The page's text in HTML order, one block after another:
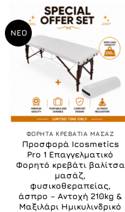
ΝΕΟ
ΦΟΡΗΤΑ ΚΡΕΒΑΤΙΑ ΜΑΣΑΖ
Προσφορά Icosmetics
Pro 1 Επαγγελματικό
Φορητό κρεβάτι βαλίτσα
μασάζ,
φυσικοθεραπείας,
άσπρο – Αντοχή 210kg &
Μαξιλάρι Ημικυλινδρικό